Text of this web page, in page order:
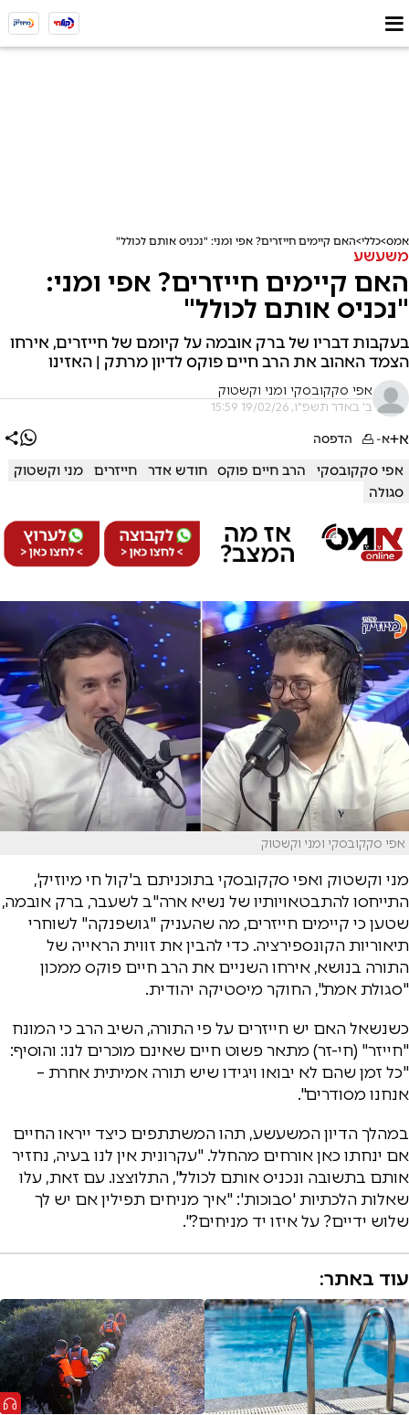
אמס כללי האם קיימים חייזרים? אפי ומני: "נכניס אותם לכולל"
משעשע
האם קיימים חייזרים? אפי ומני:
"נכניס אותם לכולל"
בעקבות דבריו של ברק אובמה על קיומם של חייזרים, אירחו
הצמד האהוב את הרב חיים פוקס לדיון מרתק | האזינו
אפי סקקובסקי ומני וקשטוק
ב' באדר תשפ"ו, 19/02/26 15:59
א+א- הדפסה
אפי סקקובסקי הרב חיים פוקס חודש אדר חייזרים
מני וקשטוק
סגולה
אפי סקקובסקי ומני וקשטוק
מני וקשטוק ואפי סקקובסקי בתוכניתם ב'קול חי מיוזיק',
התייחסו להתבטאויותיו של נשיא ארה"ב לשעבר, ברק אובמה,
שטען כי קיימים חייזרים, מה שהעניק "גושפנקה" לשוחרי
תיאוריות הקונספירציה. כדי להבין את זווית הראייה של
התורה בנושא, אירחו השניים את הרב חיים פוקס ממכון
"סגולת אמת", החוקר מיסטיקה יהודית.
כשנשאל האם יש חייזרים על פי התורה, השיב הרב כי המונח
"חייזר" (חי-זר) מתאר פשוט חיים שאינם מוכרים לנו: והוסיף:
"כל זמן שהם לא יבואו ויגידו שיש תורה אמיתית אחרת –
אנחנו מסודרים".
במהלך הדיון המשעשע, תהו המשתתפים כיצד ייראו החיים
אם ינחתו כאן אורחים מהחלל. "עקרונית אין לנו בעיה, נחזיר
אותם בתשובה ונכניס אותם לכולל", התלוצצו. עם זאת, עלו
שאלות הלכתיות 'סבוכות': "איך מניחים תפילין אם יש לך
שלוש ידיים? על איזו יד מניחים?".
עוד באתר: